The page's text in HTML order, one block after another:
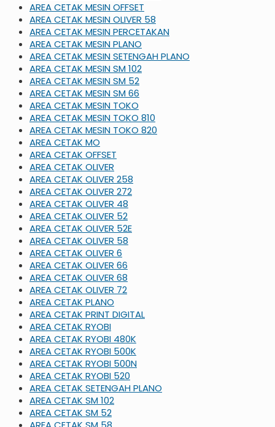
AREA CETAK MESIN OFFSET
AREA CETAK MESIN OLIVER 58
AREA CETAK MESIN PERCETAKAN
AREA CETAK MESIN PLANO
AREA CETAK MESIN SETENGAH PLANO
AREA CETAK MESIN SM 102
AREA CETAK MESIN SM 52
AREA CETAK MESIN SM 66
AREA CETAK MESIN TOKO
AREA CETAK MESIN TOKO 810
AREA CETAK MESIN TOKO 820
AREA CETAK MO
AREA CETAK OFFSET
AREA CETAK OLIVER
AREA CETAK OLIVER 258
AREA CETAK OLIVER 272
AREA CETAK OLIVER 48
AREA CETAK OLIVER 52
AREA CETAK OLIVER 52E
AREA CETAK OLIVER 58
AREA CETAK OLIVER 6
AREA CETAK OLIVER 66
AREA CETAK OLIVER 68
AREA CETAK OLIVER 72
AREA CETAK PLANO
AREA CETAK PRINT DIGITAL
AREA CETAK RYOBI
AREA CETAK RYOBI 480K
AREA CETAK RYOBI 500K
AREA CETAK RYOBI 500N
AREA CETAK RYOBI 520
AREA CETAK SETENGAH PLANO
AREA CETAK SM 102
AREA CETAK SM 52